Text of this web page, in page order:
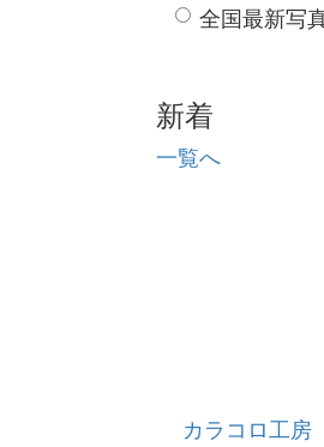
全国最新写
新着
一覧へ
カラコロ工房